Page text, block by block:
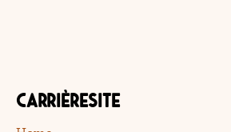
Carrièresite